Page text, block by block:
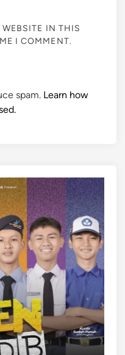
IN THIS
I COMMENT.
spam. Learn how